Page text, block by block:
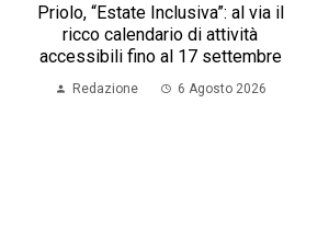
Priolo, “Estate Inclusiva”: al via il
ricco calendario di attività
accessibili fino al 17 settembre
Redazione 6 Agosto 2026